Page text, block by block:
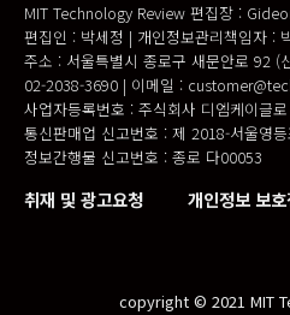
MIT Technology Review 편집장 :
편집인 : 박세정 | 개인정보관리책임자 :
주소 : 서울특별시 종로구 새문안로 92 (
02-2038-3690 | 이메일 :
사업자등록번호 : 주식회사 디엠케이글
통신판매업 신고번호 : 제 2018-서울영
정보간행물 신고번호 : 종로 다00053
취재 및 광고요청 개인정보 보호
copyright © 2021 MIT